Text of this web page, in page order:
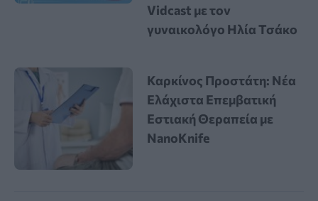
Vidcast με τον
γυναικολόγο Ηλία Τσάκο
Καρκίνος Προστάτη: Νέα
Ελάχιστα Επεμβατική
Εστιακή Θεραπεία με
NanoKnife